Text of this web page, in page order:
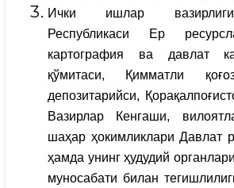
Ички ишлар
Республикаси Ер
картография ва давлат
қўмитаси, Қимматли
депозитарийси,
Вазирлар Кенгаши,
шаҳар ҳокимликлари Давлат
ҳамда унинг ҳудудий
муносабати билан